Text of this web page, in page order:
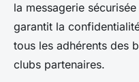
la messagerie
garantit la
tous les adhérents des
clubs partenaires.